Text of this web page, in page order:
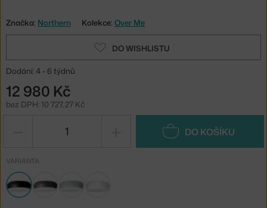
Značka: Northern Kolekce: Over Me
DO WISHLISTU
Dodání: 4 - 6 týdnů
12 980 Kč
bez DPH: 10 727,27 Kč
DO KOŠÍKU
VARIANTA